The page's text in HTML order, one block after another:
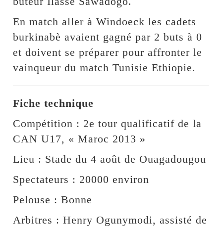
En match aller à Windoeck les cadets
burkinabè avaient gagné par 2 buts à 0
et doivent se préparer pour affronter le
vainqueur du match Tunisie Ethiopie.
Fiche technique
Compétition : 2e tour qualificatif de la
CAN U17, « Maroc 2013 »
Lieu : Stade du 4 août de Ouagadougou
Spectateurs : 20000 environ
Pelouse : Bonne
Arbitres : Henry Ogunymodi, assisté de